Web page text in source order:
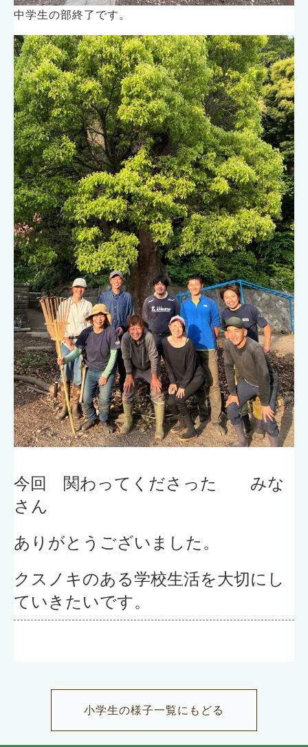
中学生の部終了です。
今回 関わってくださった みな
さん
ありがとうございました。
クスノキのある学校生活を大切にし
ていきたいです。
小学生の様子一覧にもどる